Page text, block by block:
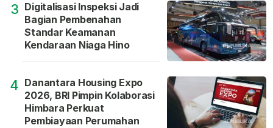
3 Digitalisasi Inspeksi Jadi
Bagian Pembenahan
Standar Keamanan
Kendaraan Niaga Hino
4 Danantara Housing Expo
2026, BRI Pimpin Kolaborasi
Himbara Perkuat
Pembiayaan Perumahan